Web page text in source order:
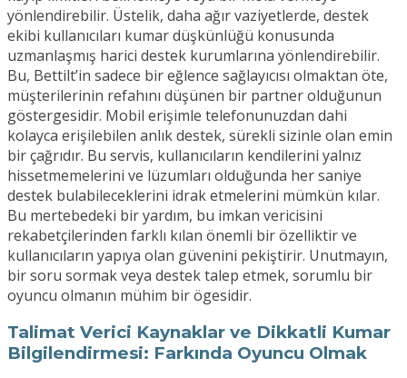
yönlendirebilir. Üstelik, daha ağır vaziyetlerde, destek
ekibi kullanıcıları kumar düşkünlüğü konusunda
uzmanlaşmış harici destek kurumlarına yönlendirebilir.
Bu, Bettilt’in sadece bir eğlence sağlayıcısı olmaktan öte,
müşterilerinin refahını düşünen bir partner olduğunun
göstergesidir. Mobil erişimle telefonunuzdan dahi
kolayca erişilebilen anlık destek, sürekli sizinle olan emin
bir çağrıdır. Bu servis, kullanıcıların kendilerini yalnız
hissetmemelerini ve lüzumları olduğunda her saniye
destek bulabileceklerini idrak etmelerini mümkün kılar.
Bu mertebedeki bir yardım, bu imkan vericisini
rekabetçilerinden farklı kılan önemli bir özelliktir ve
kullanıcıların yapıya olan güvenini pekiştirir. Unutmayın,
bir soru sormak veya destek talep etmek, sorumlu bir
oyuncu olmanın mühim bir ögesidir.
Talimat Verici Kaynaklar ve Dikkatli Kumar
Bilgilendirmesi: Farkında Oyuncu Olmak